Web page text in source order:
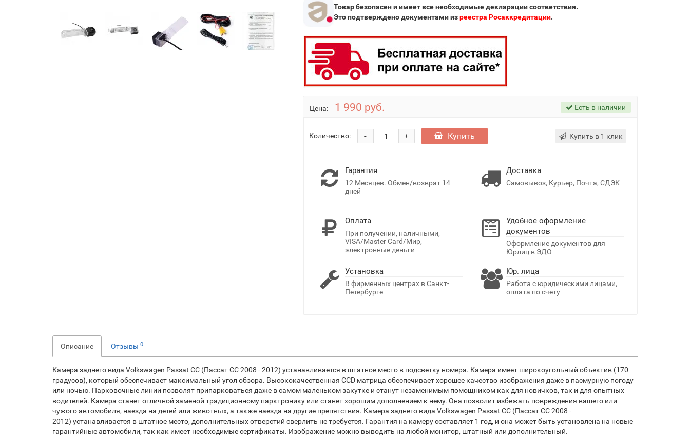
Товар безопасен и имеет все необходимые декларации соответствия.
Это подтверждено документами изреестра Росаккредитации.
Цена: 1 990 руб. Есть в наличии
Количество: +
- Купить Купить в 1 клик
Гарантия
12 Месяцев. Обмен/возврат 14
дней
Доставка
Самовывоз, Курьер, Почта, СДЭК
Оплата
При получении, наличными,
VISA/Master Card/Мир,
электронные деньги
Удобное оформление
документов
Оформление документов для
Юрлиц в ЭДО
Установка
В фирменных центрах в Санкт-
Петербурге
Юр. лица
Работа с юридическими лицами,
оплата по счету
Описание Отзывы 0
Камера заднего вида Volkswagen Passat CC (Пассат СС 2008 - 2012) устанавливается в штатное место в подсветку номера. Камера имеет широкоугольный объектив (170
градусов), который обеспечивает максимальный угол обзора. Высококачественная CCD матрица обеспечивает хорошее качество изображения даже в пасмурную погоду
или ночью. Парковочные линии позволят припарковаться даже в самом маленьком закутке и станут незаменимым помощником как для новичков, так и для опытных
водителей. Камера станет отличной заменой традиционному парктронику или станет хорошим дополнением к нему. Она позволит избежать повреждения вашего или
чужого автомобиля, наезда на детей или животных, а также наезда на другие препятствия. Камера заднего вида Volkswagen Passat CC (Пассат СС 2008 -
2012) устанавливается в штатное место, дополнительных отверстий сверлить не требуется. Гарантия на камеру составляет 1 год, и она может быть установлена на новые
гарантийные автомобили, так как имеет необходимые сертификаты. Изображение можно выводить на любой монитор, штатный или дополнительный.